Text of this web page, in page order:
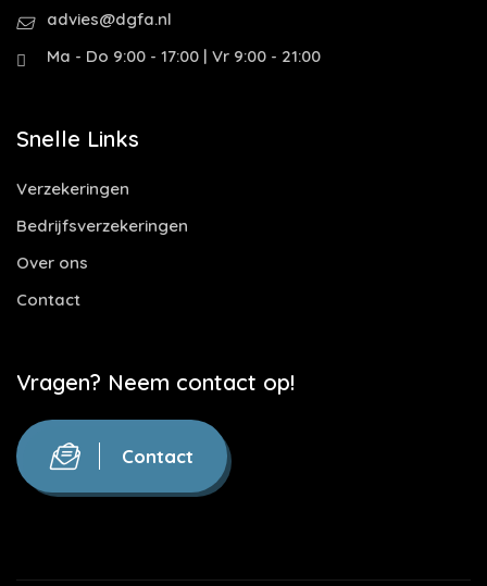
advies@dgfa.nl
Ma - Do 9:00 - 17:00 | Vr 9:00 - 21:00
Snelle Links
Verzekeringen
Bedrijfsverzekeringen
Over ons
Contact
Vragen? Neem contact op!
Contact